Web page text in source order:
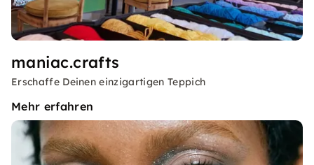
maniac.crafts
Erschaffe Deinen einzigartigen Teppich
Mehr erfahren